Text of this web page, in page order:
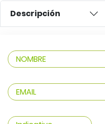
Descripción